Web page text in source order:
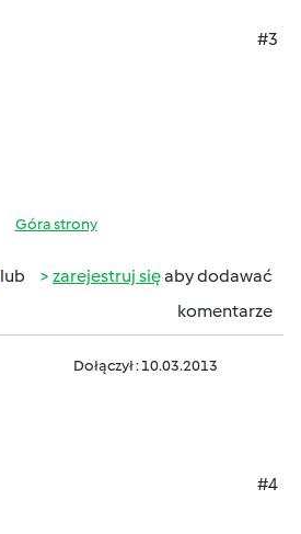
#3
Góra strony
lub zarejestruj sięaby dodawać
komentarze
Dołączył : 10.03.2013
#4